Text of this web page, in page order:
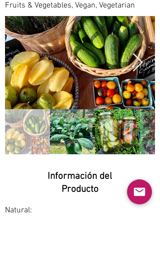
Fruits & Vegetables, Vegan, Vegetarian
Información del
Producto
Natural: